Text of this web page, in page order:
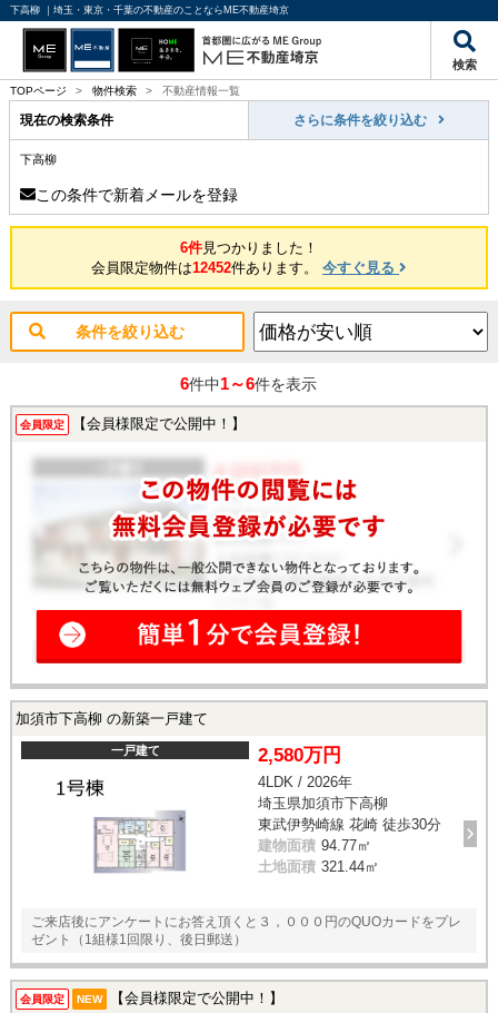
下高柳 ｜埼玉・東京・千葉の不動産のことならME不動産埼京
検索
TOPページ > 物件検索 > 不動産情報一覧
現在の検索条件 さらに条件を絞り込む
下高柳
この条件で新着メールを登録
6件見つかりました！
会員限定物件は12452件あります。 今すぐ見る
条件を絞り込む
6件中1～6件を表示
会員限定 【会員様限定で公開中！】
加須市下高柳 の新築一戸建て
一戸建て 2,580万円
4LDK / 2026年
埼玉県加須市下高柳
東武伊勢崎線 花崎 徒歩30分
建物面積 94.77㎡
土地面積 321.44㎡
ご来店後にアンケートにお答え頂くと３，０００円のQUOカードをプレ
ゼント（1組様1回限り、後日郵送）
会員限定 NEW 【会員様限定で公開中！】